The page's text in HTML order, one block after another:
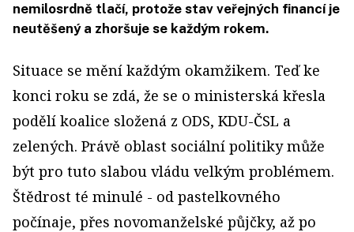
nemilosrdně tlačí, protože stav veřejných financí je
neutěšený a zhoršuje se každým rokem.
Situace se mění každým okamžikem. Teď ke
konci roku se zdá, že se o ministerská křesla
podělí koalice složená z ODS, KDU-ČSL a
zelených. Právě oblast sociální politiky může
být pro tuto slabou vládu velkým problémem.
Štědrost té minulé - od pastelkovného
počínaje, přes novomanželské půjčky, až po